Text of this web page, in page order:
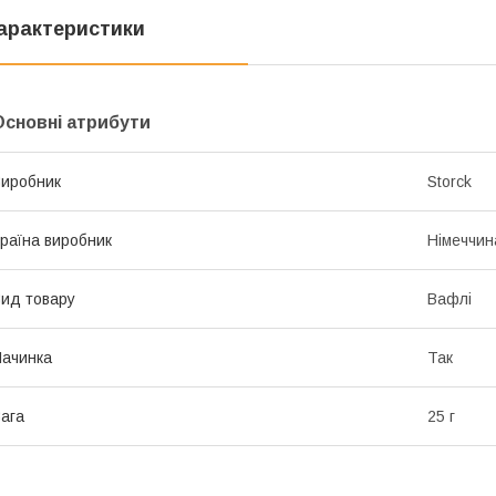
атрибути
Storck
виробник
товару Вафлі
Так
25 г